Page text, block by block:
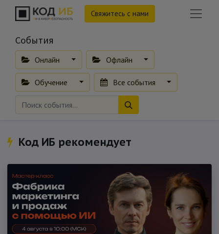
Свяжитесь с нами
События
Онлайн Офлайн
Обучение Все события
Код ИБ рекомендует